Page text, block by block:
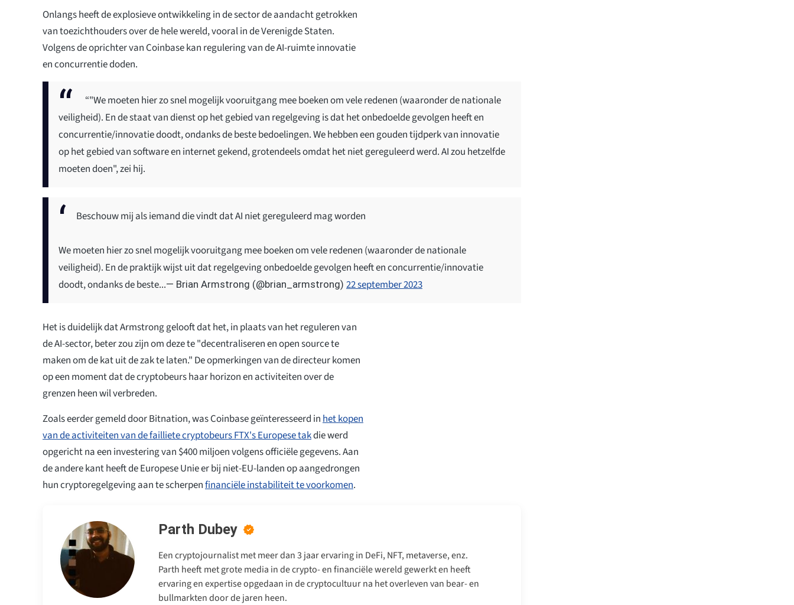
Onlangs heeft de explosieve ontwikkeling in de sector de aandacht getrokken
van toezichthouders over de hele wereld, vooral in de Verenigde Staten.
Volgens de oprichter van Coinbase kan regulering van de AI-ruimte innovatie
en concurrentie doden.
“"We moeten hier zo snel mogelijk vooruitgang mee boeken om vele redenen (waaronder de nationale
veiligheid). En de staat van dienst op het gebied van regelgeving is dat het onbedoelde gevolgen heeft en
concurrentie/innovatie doodt, ondanks de beste bedoelingen. We hebben een gouden tijdperk van innovatie
op het gebied van software en internet gekend, grotendeels omdat het niet gereguleerd werd. AI zou hetzelfde
moeten doen", zei hij.
Beschouw mij als iemand die vindt dat AI niet gereguleerd mag worden
We moeten hier zo snel mogelijk vooruitgang mee boeken om vele redenen (waaronder de nationale
veiligheid). En de praktijk wijst uit dat regelgeving onbedoelde gevolgen heeft en concurrentie/innovatie
doodt, ondanks de beste...— Brian Armstrong (@brian_armstrong) 22 september 2023
Het is duidelijk dat Armstrong gelooft dat het, in plaats van het reguleren van
de AI-sector, beter zou zijn om deze te "decentraliseren en open source te
maken om de kat uit de zak te laten." De opmerkingen van de directeur komen
op een moment dat de cryptobeurs haar horizon en activiteiten over de
grenzen heen wil verbreden.
Zoals eerder gemeld door Bitnation, was Coinbase geïnteresseerd in het kopen
van de activiteiten van de failliete cryptobeurs FTX's Europese takdie werd
opgericht na een investering van $400 miljoen volgens officiële gegevens. Aan
de andere kant heeft de Europese Unie er bij niet-EU-landen op aangedrongen
hun cryptoregelgeving aan te scherpenfinanciële instabiliteit te voorkomen.
Parth Dubey
Een cryptojournalist met meer dan 3 jaar ervaring in DeFi, NFT, metaverse, enz.
Parth heeft met grote media in de crypto- en financiële wereld gewerkt en heeft
ervaring en expertise opgedaan in de cryptocultuur na het overleven van bear- en
bullmarkten door de jaren heen.